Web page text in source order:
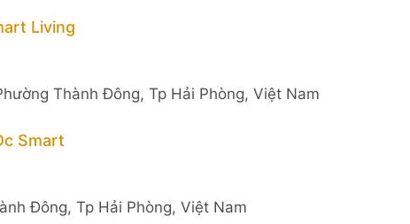
Living
Thành Đông, Tp Hải Phòng, Việt Nam
Smart
Đông, Tp Hải Phòng, Việt Nam